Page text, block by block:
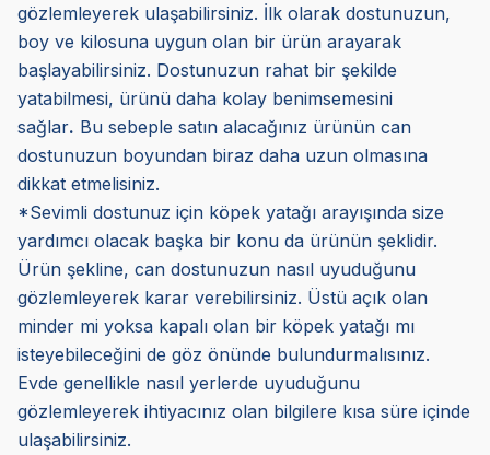
gözlemleyerek ulaşabilirsiniz. İlk olarak dostunuzun,
boy ve kilosuna uygun olan bir ürün arayarak
başlayabilirsiniz. Dostunuzun rahat bir şekilde
yatabilmesi, ürünü daha kolay benimsemesini
sağlar. Bu sebeple satın alacağınız ürünün can
dostunuzun boyundan biraz daha uzun olmasına
dikkat etmelisiniz.
*Sevimli dostunuz için köpek yatağı arayışında size
yardımcı olacak başka bir konu da ürünün şeklidir.
Ürün şekline, can dostunuzun nasıl uyuduğunu
gözlemleyerek karar verebilirsiniz. Üstü açık olan
minder mi yoksa kapalı olan bir köpek yatağı mı
isteyebileceğini de göz önünde bulundurmalısınız.
Evde genellikle nasıl yerlerde uyuduğunu
gözlemleyerek ihtiyacınız olan bilgilere kısa süre içinde
ulaşabilirsiniz.